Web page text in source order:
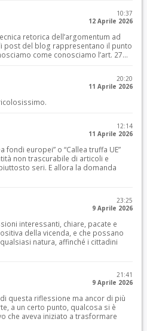
10:37
12 Aprile 2026
retorica dell’argomentum ad
post del blog rappresentano il punto
come conosciamo l’art. 27...
20:20
11 Aprile 2026
12:14
11 Aprile 2026
fondi europei” o “Callea truffa UE”
non trascurabile di articoli e
seri. E allora la domanda
23:25
9 Aprile 2026
interessanti, chiare, pacate e
della vicenda, e che possano
natura, affinché i cittadini
21:41
9 Aprile 2026
questa riflessione ma ancor di più
a un certo punto, qualcosa si è
aveva iniziato a trasformare